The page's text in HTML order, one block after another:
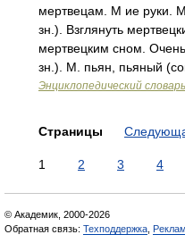
мертвецам. М ие руки.
зн.). Взглянуть
мертвецким сном.
зн.). М. пьян, пьяный
Энциклопедический словарь
Страницы
1 2 3 4
© Академик, 2000-2026
Обратная связь: Техподдержка